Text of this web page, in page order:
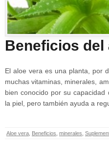
Beneficios del
El aloe vera es una planta, por
muchas vitaminas, minerales,
bien conocido por su
la piel, pero también ayuda a
Aloe vera Beneficios minerales